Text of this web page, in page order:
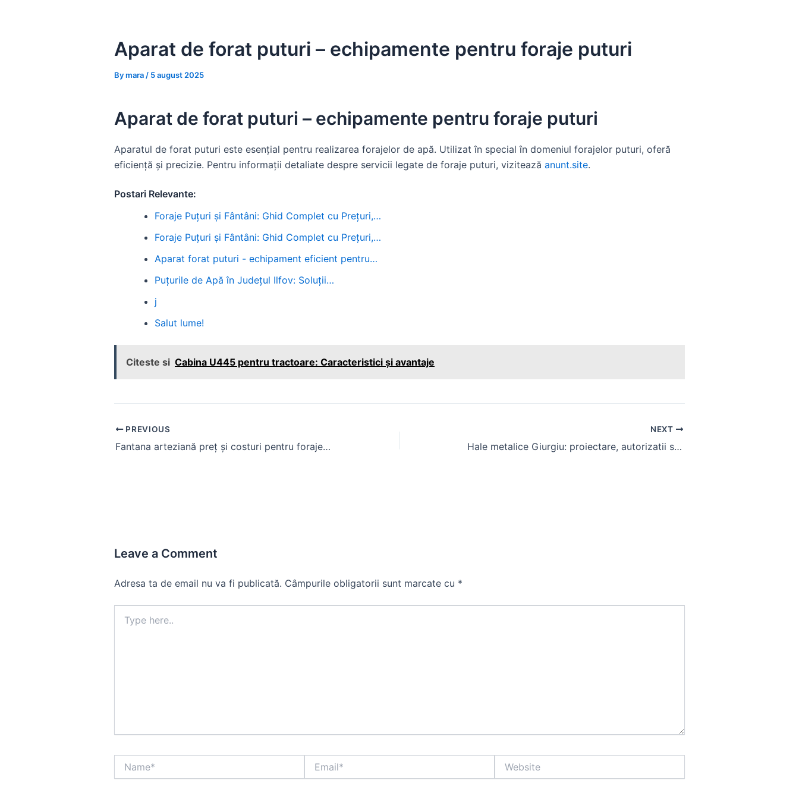
Aparat de forat puturi – echipamente pentru foraje puturi
Bymara / 5 august 2025
Aparat de forat puturi – echipamente pentru foraje puturi
Aparatul de forat puturi este esențial pentru realizarea forajelor de apă. Utilizat în special în domeniul forajelor puturi, oferă
eficiență și precizie. Pentru informații detaliate despre servicii legate de foraje puturi, vizitează anunt.site.
Postari Relevante:
Foraje Puțuri și Fântâni: Ghid Complet cu Prețuri,…
Foraje Puțuri și Fântâni: Ghid Complet cu Prețuri,…
Aparat forat puturi - echipament eficient pentru…
Puțurile de Apă în Județul Ilfov: Soluții…
j
Salut lume!
Citeste si Cabina U445 pentru tractoare: Caracteristici și avantaje
Post
navigation
PREVIOUS
Fantana arteziană preț și costuri pentru foraje puturi
NEXT
Hale metalice Giurgiu: proiectare, autorizatii si montaj profesionist
Leave a Comment
Adresa ta de email nu va fi publicată. Câmpurile obligatorii sunt marcate cu *
here..